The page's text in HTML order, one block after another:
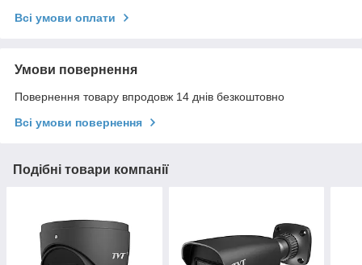
Всі умови оплати
Умови повернення
Повернення товару впродовж 14 днів безкоштовно
Всі умови повернення
Подібні товари компанії